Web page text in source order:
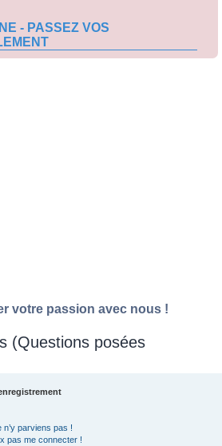
- PASSEZ VOS
votre passion avec nous !
(Questions posées
n’y parviens pas !
pas me connecter !